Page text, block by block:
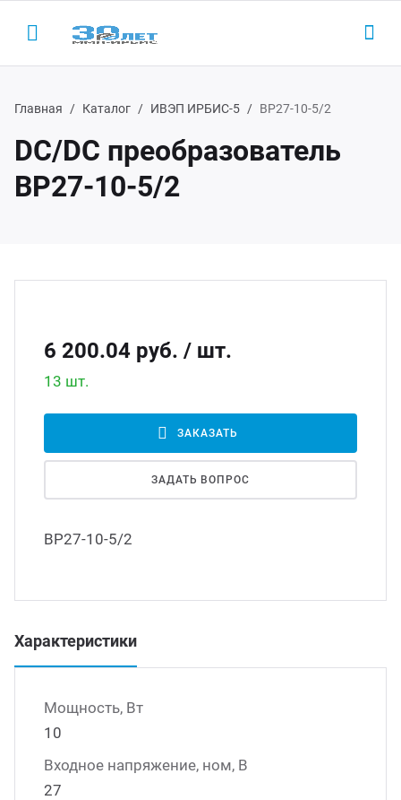
Назад
драйверы
модули питания
преобразователи
Назад
350-1016
Главная Каталог ИВЭП ИРБИС-5 ВР27-10-5/2
DC/DC преобразователь
ВР27-10-5/2
6 200.04 руб. / шт.
13 шт.
ЗАКАЗАТЬ
ЗАДАТЬ ВОПРОС
ВР27-10-5/2
Характеристики
Мощность, Вт
10
Входное напряжение, ном, В
27